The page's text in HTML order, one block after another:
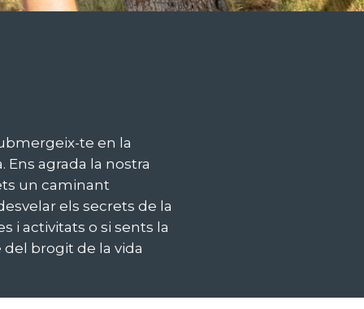
te en la
Ens agrada la nostra
un caminant
els secrets de la
i activitats o si sents la
brogit de la vida